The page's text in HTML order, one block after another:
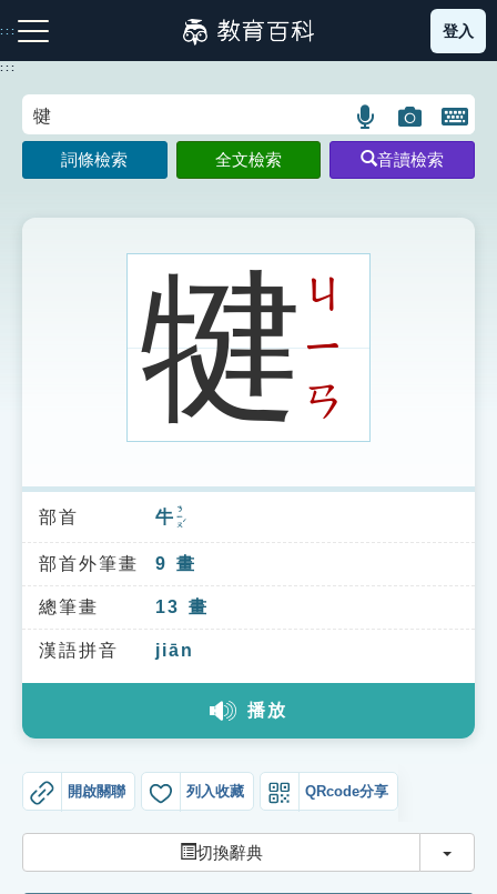
到
主
:::
注音索引圖示 筆畫索引圖示 部首索引表圖示
索引選單
知識索引
單字索引
生命大百科索引
登入
:::
語
言
搜
示
圖
片
搜
開
鍵
圖
詞條檢索 全文檢索 音讀檢索
犍 ㄐ
ㄧ
ㄢ
部首 牛 ㄋㄧㄡˊ
部首外筆畫 9 畫
總筆畫 13 畫
漢語拼音 jiān
播放
開啟關聯 列入收藏 QRcode分享
切換辭典 切換